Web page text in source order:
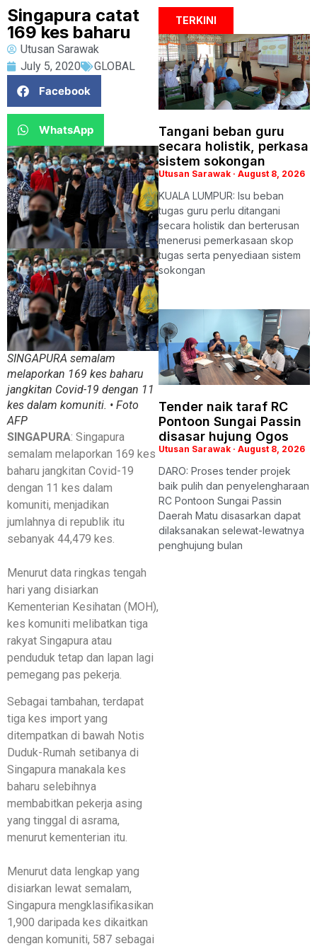
Singapura catat
169 kes baharu
Utusan Sarawak
July 5, 2020
GLOBAL
Facebook
WhatsApp
SINGAPURA semalam
melaporkan 169 kes baharu
jangkitan Covid-19 dengan 11
kes dalam komuniti. • Foto
AFP
SINGAPURA: Singapura
semalam melaporkan 169 kes
baharu jangkitan Covid-19
dengan 11 kes dalam
komuniti, menjadikan
jumlahnya di republik itu
sebanyak 44,479 kes.
Menurut data ringkas tengah
hari yang disiarkan
Kementerian Kesihatan (MOH),
kes komuniti melibatkan tiga
rakyat Singapura atau
penduduk tetap dan lapan lagi
pemegang pas pekerja.
Sebagai tambahan, terdapat
tiga kes import yang
ditempatkan di bawah Notis
Duduk-Rumah setibanya di
Singapura manakala kes
baharu selebihnya
membabitkan pekerja asing
yang tinggal di asrama,
menurut kementerian itu.
Menurut data lengkap yang
disiarkan lewat semalam,
Singapura mengklasifikasikan
1,900 daripada kes dikaitkan
dengan komuniti, 587 sebagai
TERKINI
Tangani beban guru
secara holistik, perkasa
sistem sokongan
Utusan Sarawak August 8, 2026
KUALA LUMPUR: Isu beban
tugas guru perlu ditangani
secara holistik dan berterusan
menerusi pemerkasaan skop
tugas serta penyediaan sistem
sokongan
Tender naik taraf RC
Pontoon Sungai Passin
disasar hujung Ogos
Utusan Sarawak August 8, 2026
DARO: Proses tender projek
baik pulih dan penyelengharaan
RC Pontoon Sungai Passin
Daerah Matu disasarkan dapat
dilaksanakan selewat-lewatnya
penghujung bulan